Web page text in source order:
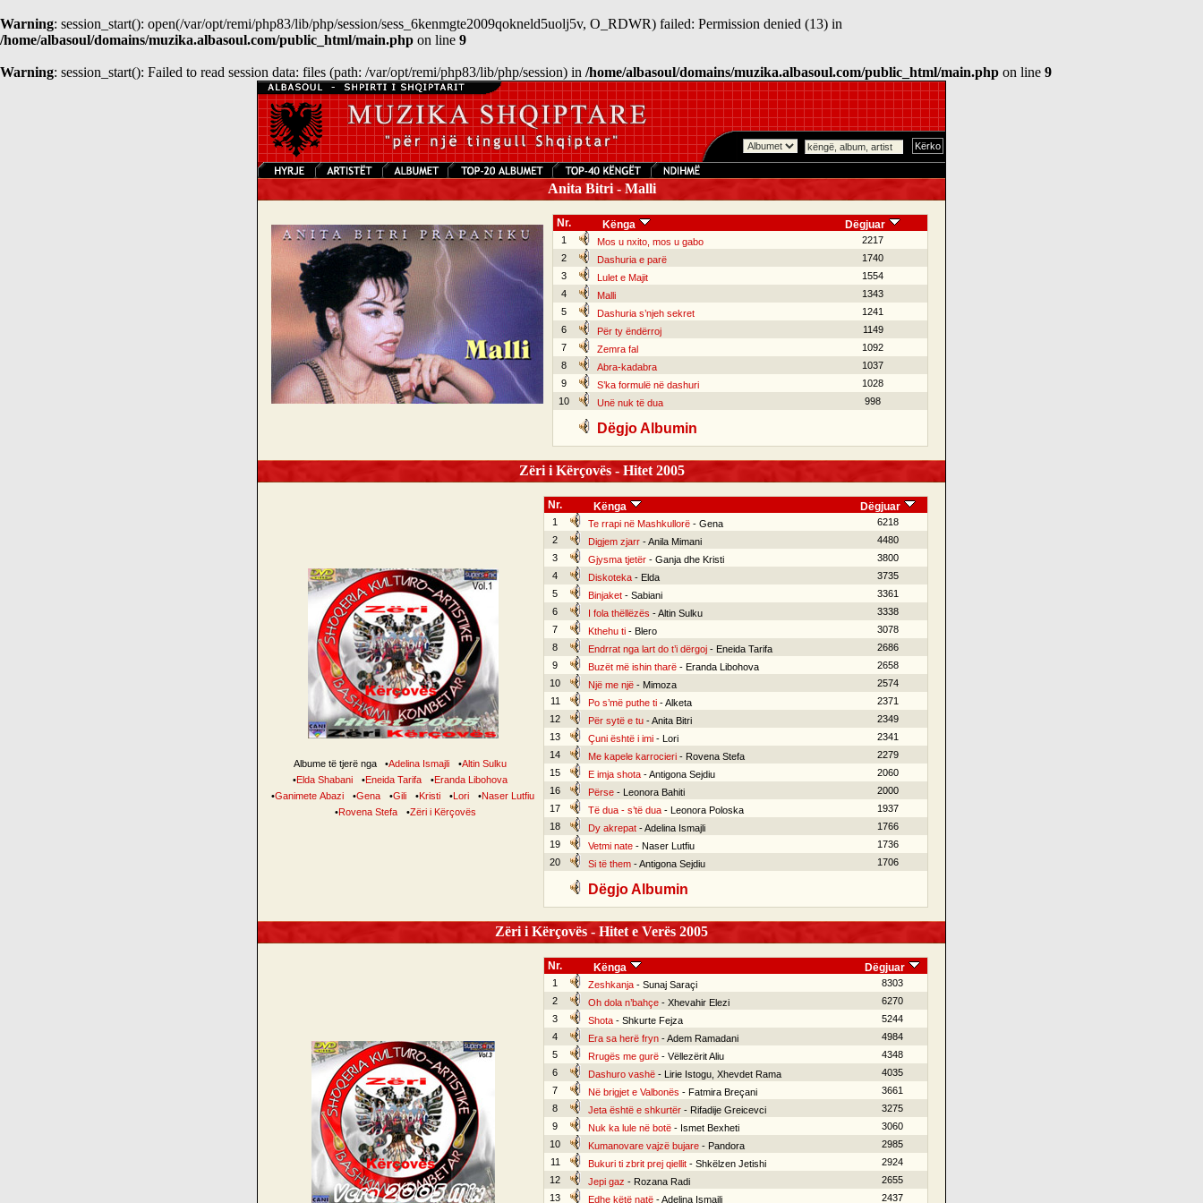
Warning: session_start(): open(/var/opt/remi/php83/lib/php/session/sess_6kenmgte2009qokneld5uolj5v, O_RDWR) failed: Permission denied (13) in
/home/albasoul/domains/muzika.albasoul.com/public_html/main.php on line 9
Warning: session_start(): Failed to read session data: files (path: /var/opt/remi/php83/lib/php/session) in /home/albasoul/domains/muzika.albasoul.com/public_html/main.php on line 9
Anita Bitri - Malli
Nr. Kënga Dëgjuar
1 Mos u nxito, mos u gabo
2217
2
Dashuria e parë
1740
3
Lulet e Majit
1554
4
Malli
1343
5
Dashuria s’njeh sekret
1241
6
Për ty ëndërroj
1149
7
Zemra fal
1092
8
Abra-kadabra
1037
9
S’ka formulë në dashuri
1028
10
Unë nuk të dua 998
Dëgjo Albumin
Zëri i Kërçovës - Hitet 2005
Albume të tjerë nga •Adelina Ismajli •Altin Sulku
•Elda Shabani •Eneida Tarifa •Eranda Libohova
•Ganimete Abazi •Gena •Gili •Kristi •Lori •Naser Lutfiu
•Rovena Stefa •Zëri i Kërçovës
Nr. Kënga Dëgjuar
1 Te rrapi në Mashkullorë- Gena
6218
2
Digjem zjarr- Anila Mimani
4480
3
Gjysma tjetër- Ganja dhe Kristi
3800
4
Diskoteka- Elda
3735
5
Binjaket- Sabiani
3361
6
I fola thëllëzës - Altin Sulku
3338
7
Kthehu ti- Blero
3078
8
Endrrat nga lart do t’i dërgoj- Eneida Tarifa
2686
9
Buzët më ishin tharë- Eranda Libohova
2658
10
Një me një- Mimoza
2574
11
Po s’më puthe ti- Alketa
2371
12
Për sytë e tu- Anita Bitri
2349
13
Çuni është i imi- Lori
2341
14
Me kapele karrocieri- Rovena Stefa
2279
15
E imja shota- Antigona Sejdiu
2060
16
Përse- Leonora Bahiti
2000
17
Të dua - s’të dua- Leonora Poloska
1937
18
Dy akrepat- Adelina Ismajli
1766
19
Vetmi nate- Naser Lutfiu
1736
20
Si të them- Antigona Sejdiu 1706
Dëgjo Albumin
Zëri i Kërçovës - Hitet e Verës 2005
Nr. Kënga Dëgjuar
1 Zeshkanja- Sunaj Saraçi
8303
2
Oh dola n’bahçe- Xhevahir Elezi
6270
3
Shota- Shkurte Fejza
5244
4
Era sa herë fryn- Adem Ramadani
4984
5
Rrugës me gurë- Vëllezërit Aliu
4348
6
Dashuro vashë- Lirie Istogu, Xhevdet Rama
4035
7
Në brigjet e Valbonës - Fatmira Breçani
3661
8
Jeta është e shkurtër- Rifadije Greicevci
3275
9
Nuk ka lule në botë- Ismet Bexheti
3060
10
Kumanovare vajzë bujare- Pandora
2985
11
Bukuri ti zbrit prej qiellit- Shkëlzen Jetishi
2924
12
Jepi gaz - Rozana Radi
2655
13
Edhe këtë natë- Adelina Ismajli 2437